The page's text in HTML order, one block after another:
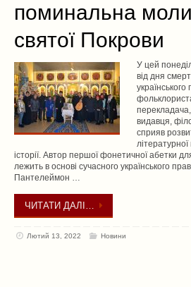
поминальна
святої Покрови
У цей
від дня
видавця,
сприяв
історії. Автор першої фонетичної абетки
лежить в основі сучасного українського
Пантелеймон …
ЧИТАТИ ДАЛІ…
Лютий 13, 2022 Новини